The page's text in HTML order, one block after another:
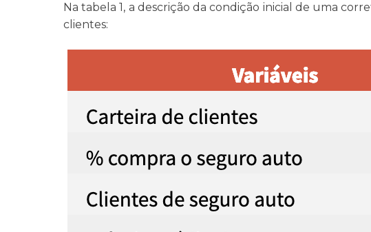
Na tabela 1, a descrição da condição inicial de uma
clientes: